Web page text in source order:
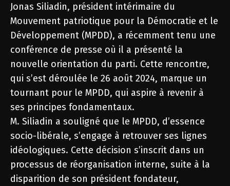
Jonas Siliadin, président intérimaire du
Mouvement patriotique pour la Démocratie et le
Développement (MPDD), a récemment tenu une
conférence de presse où il a présenté la
nouvelle orientation du parti. Cette rencontre,
qui s’est déroulée le 26 août 2024, marque un
tournant pour le MPDD, qui aspire à revenir à
ses principes fondamentaux.
M. Siliadin a souligné que le MPDD, d’essence
socio-libérale, s’engage à retrouver ses lignes
idéologiques. Cette décision s’inscrit dans un
processus de réorganisation interne, suite à la
disparition de son président fondateur,